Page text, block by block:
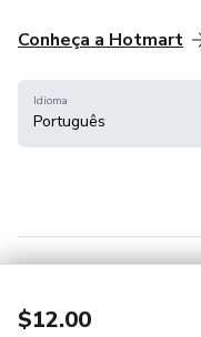
$12.00
Conheça a Hotmart
Idioma
Português